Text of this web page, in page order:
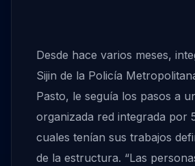
Desde hace varios meses,
Sijin de la Policía
Pasto, le seguía los pasos a
organizada red integrada por
cuales tenían sus trabajos
de la estructura. “Las